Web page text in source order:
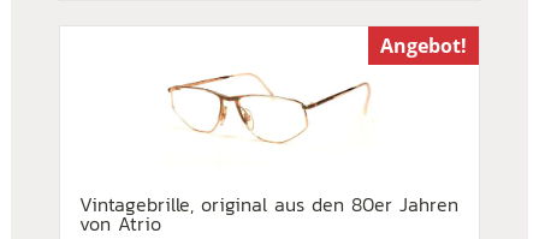
Angebot!
Vintagebrille, original aus den 80er Jahren
von Atrio